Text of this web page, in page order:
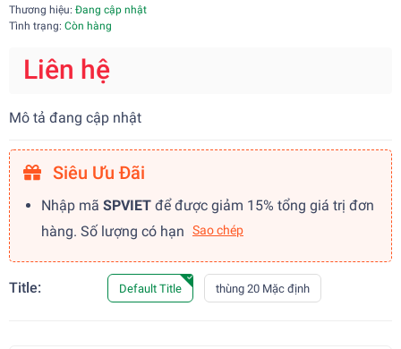
Thương hiệu: Đang cập nhật
Tình trạng: Còn hàng
Liên hệ
Mô tả đang cập nhật
Siêu Ưu Đãi
Nhập mã SPVIET để được giảm 15% tổng giá trị đơn
hàng. Số lượng có hạn
Sao chép
Title: Default Title thùng 20 Mặc định